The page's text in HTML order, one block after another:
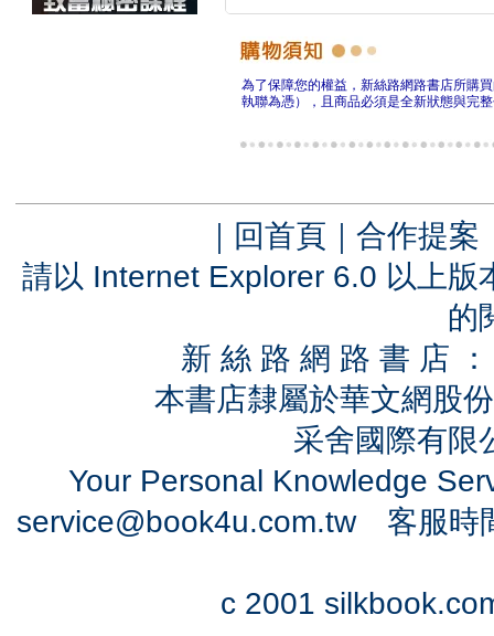
為了保障您的權益，新絲路網路書店所購
執聯為憑），且商品必須是全新狀態與完
｜ 回首頁 ｜ 合作提案
請以 Internet Explorer 6.0 以上
的
新 絲 路 網 路 書 店
本書店隸屬於華文網股
采舍國際有
Your Personal Knowledge
service@book4u.com.tw客服時
c 2001